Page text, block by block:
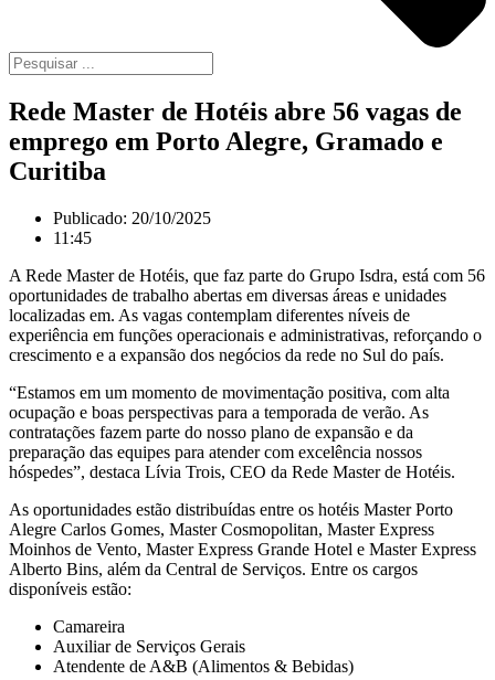
Rede Master de Hotéis abre 56 vagas de
emprego em Porto Alegre, Gramado e
Curitiba
Publicado: 20/10/2025
11:45
A Rede Master de Hotéis, que faz parte do Grupo Isdra, está com 56
oportunidades de trabalho abertas em diversas áreas e unidades
localizadas em. As vagas contemplam diferentes níveis de
experiência em funções operacionais e administrativas, reforçando o
crescimento e a expansão dos negócios da rede no Sul do país.
“Estamos em um momento de movimentação positiva, com alta
ocupação e boas perspectivas para a temporada de verão. As
contratações fazem parte do nosso plano de expansão e da
preparação das equipes para atender com excelência nossos
hóspedes”, destaca Lívia Trois, CEO da Rede Master de Hotéis.
As oportunidades estão distribuídas entre os hotéis Master Porto
Alegre Carlos Gomes, Master Cosmopolitan, Master Express
Moinhos de Vento, Master Express Grande Hotel e Master Express
Alberto Bins, além da Central de Serviços. Entre os cargos
disponíveis estão:
Camareira
Auxiliar de Serviços Gerais
Atendente de A&B (Alimentos & Bebidas)